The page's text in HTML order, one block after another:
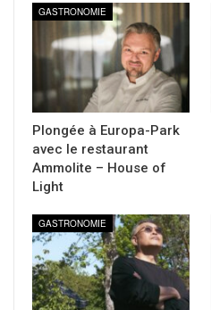
GASTRONOMIE
Plongée à Europa-Park
avec le restaurant
Ammolite – House of
Light
GASTRONOMIE